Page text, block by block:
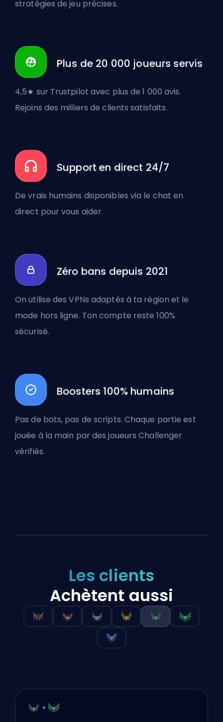
stratégies de jeu précises.
Plus de 20 000 joueurs servis
4,5★ sur Trustpilot avec plus de 1 000 avis.
Rejoins des milliers de clients satisfaits.
Support en direct 24/7
De vrais humains disponibles via le chat en
direct pour vous aider.
Zéro bans depuis 2021
On utilise des VPNs adaptés à ta région et le
mode hors ligne. Ton compte reste 100%
sécurisé.
Boosters 100% humains
Pas de bots, pas de scripts. Chaque partie est
jouée à la main par des joueurs Challenger
vérifiés.
Les clients
Achètent aussi